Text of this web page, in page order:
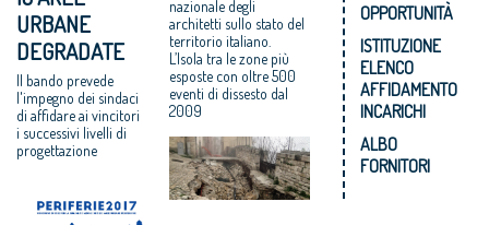
URBANE
DEGRADATE
Il bando prevede
l'impegno dei sindaci
di affidare ai vincitori
i successivi livelli di
progettazione
nazionale degli
architetti sullo stato del
territorio italiano.
L’Isola tra le zone più
esposte con oltre 500
eventi di dissesto dal
2009
OPPORTUNITÀ
ISTITUZIONE
ELENCO
AFFIDAMENTO
INCARICHI
ALBO
FORNITORI